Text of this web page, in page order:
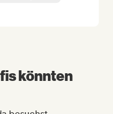
könnten